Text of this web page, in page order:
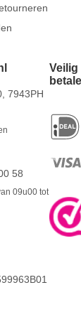
7943PH
58
09u00 tot
Veilig